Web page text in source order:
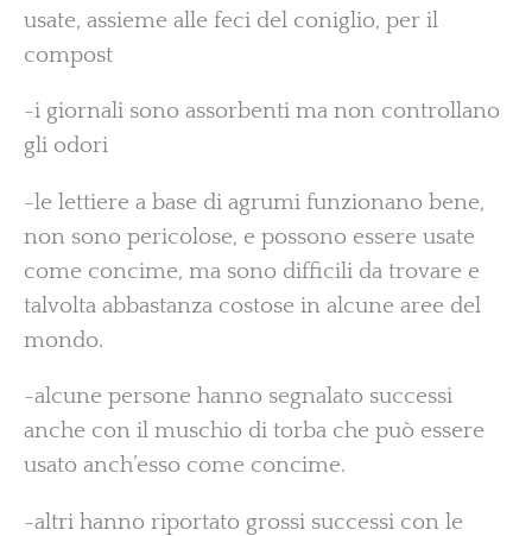
usate, assieme alle feci del coniglio, per il
compost
-i giornali sono assorbenti ma non controllano
gli odori
-le lettiere a base di agrumi funzionano bene,
non sono pericolose, e possono essere usate
come concime, ma sono difficili da trovare e
talvolta abbastanza costose in alcune aree del
mondo.
-alcune persone hanno segnalato successi
anche con il muschio di torba che può essere
usato anch’esso come concime.
-altri hanno riportato grossi successi con le